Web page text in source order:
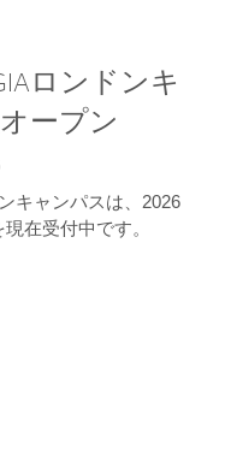
ロンドンキ
ープン
キャンパスは、2026
在受付中です。